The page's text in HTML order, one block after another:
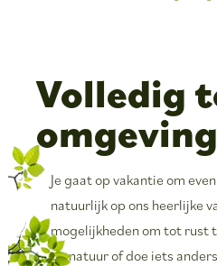
Volledig
omgeving
Je gaat op vakantie om
natuurlijk op ons heerlijke
mogelijkheden om tot rust
de natuur of doe iets